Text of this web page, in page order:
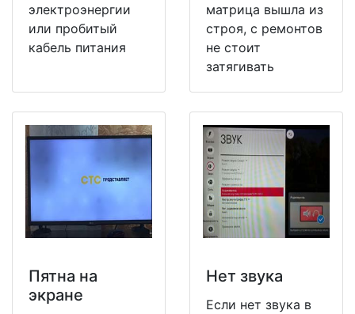
электроэнергии
или пробитый
кабель питания
матрица вышла из
строя, с ремонтов
не стоит
затягивать
Пятна на
экране
Нет звука
Если нет звука в